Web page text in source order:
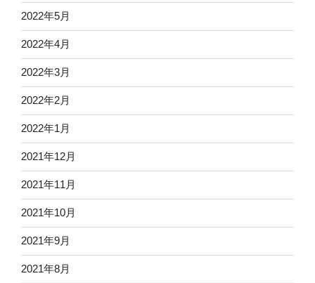
2022年5月
2022年4月
2022年3月
2022年2月
2022年1月
2021年12月
2021年11月
2021年10月
2021年9月
2021年8月